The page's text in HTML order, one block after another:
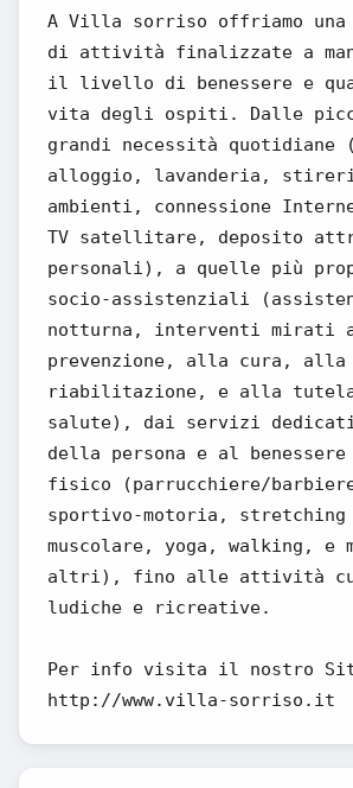
A Villa sorriso offriamo una
di attività finalizzate a
il livello di benessere e
vita degli ospiti. Dalle
grandi necessità
alloggio, lavanderia,
ambienti, connessione
TV satellitare, deposito
personali), a quelle più
socio-assistenziali
notturna, interventi mirati
prevenzione, alla cura, alla
riabilitazione, e alla
salute), dai servizi
della persona e al
fisico (parrucchiere/
sportivo-motoria,
muscolare, yoga, walking, e
altri), fino alle attività
ludiche e ricreative.
Per info visita il nostro
http://www.villa-sorriso.it